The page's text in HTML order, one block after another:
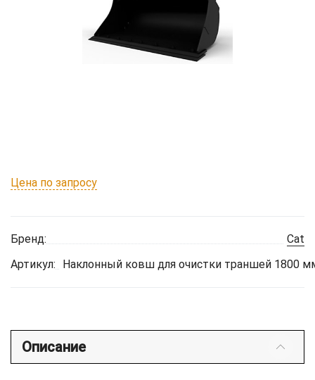
Цена по запросу
Бренд:
Cat
Артикул:
Наклонный ковш для очистки траншей 1800
Описание